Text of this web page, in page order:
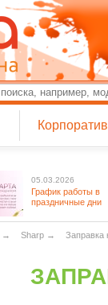
05.03.2026
График работы в
праздничные дни
→ Sharp → Заправка